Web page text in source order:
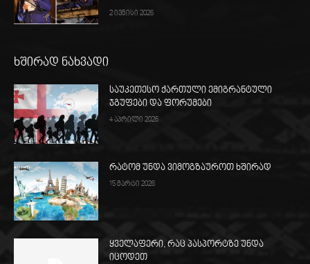
2 ივნისი 2026
ხშირად ნახვადი
საუკეთესო ქართული ემიგრანტული
ჯგუფები და ფორუმები
4 აპრილი 2026
რატომ უნდა ვიმოგზაუროთ ხშირად
15 მარტი 2026
ყველაფერი, რაც პასპორტზე უნდა
იცოდეთ